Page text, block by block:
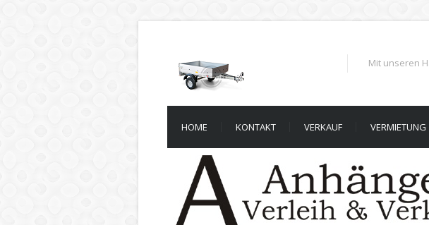
Mit unseren
HOME KONTAKT VERKAUF VERMIETUNG